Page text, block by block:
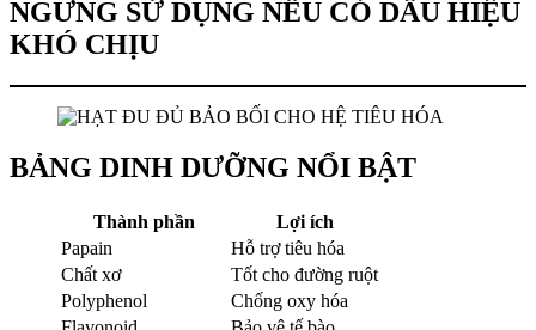
NGƯNG SỬ DỤNG NẾU CÓ DẤU HIỆU
KHÓ CHỊU
BẢNG DINH DƯỠNG NỔI BẬT
Thành phần
Lợi ích
Papain
Hỗ trợ tiêu hóa
Chất xơ
Tốt cho đường ruột
Polyphenol
Chống oxy hóa